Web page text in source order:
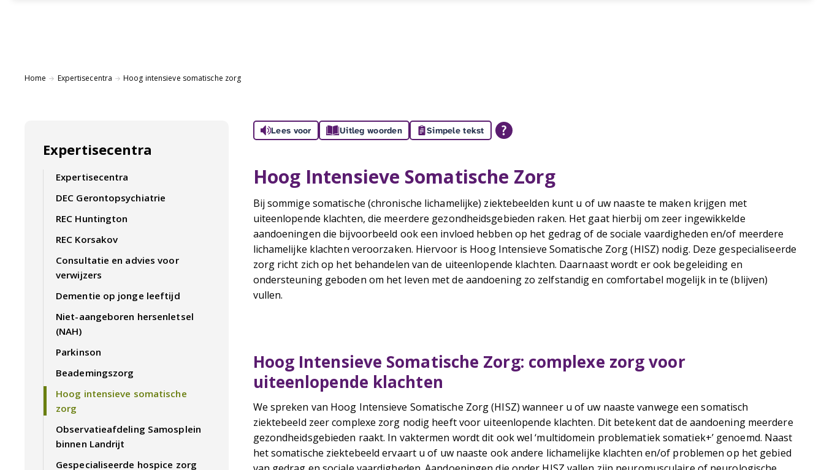
Home Expertisecentra Hoog intensieve somatische zorg
Expertisecentra
Expertisecentra
DEC Gerontopsychiatrie
REC Huntington
REC Korsakov
Consultatie en advies voor
verwijzers
Dementie op jonge leeftijd
Niet-aangeboren hersenletsel
(NAH)
Parkinson
Beademingszorg
Hoog intensieve somatische
zorg
Observatieafdeling Samosplein
binnen Landrijt
Gespecialiseerde hospice zorg
Lees voor Uitleg woorden Simpele tekst
Hoog Intensieve Somatische Zorg
Bij sommige somatische (chronische lichamelijke) ziektebeelden kunt u of uw naaste te maken krijgen met
uiteenlopende klachten, die meerdere gezondheidsgebieden raken. Het gaat hierbij om zeer ingewikkelde
aandoeningen die bijvoorbeeld ook een invloed hebben op het gedrag of de sociale vaardigheden en/of meerdere
lichamelijke klachten veroorzaken. Hiervoor is Hoog Intensieve Somatische Zorg (HISZ) nodig. Deze gespecialiseerde
zorg richt zich op het behandelen van de uiteenlopende klachten. Daarnaast wordt er ook begeleiding en
ondersteuning geboden om het leven met de aandoening zo zelfstandig en comfortabel mogelijk in te (blijven)
vullen.
Hoog Intensieve Somatische Zorg: complexe zorg voor
uiteenlopende klachten
We spreken van Hoog Intensieve Somatische Zorg (HISZ) wanneer u of uw naaste vanwege een somatisch
ziektebeeld zeer complexe zorg nodig heeft voor uiteenlopende klachten. Dit betekent dat de aandoening meerdere
gezondheidsgebieden raakt. In vaktermen wordt dit ook wel ‘multidomein problematiek somatiek+’ genoemd. Naast
het somatische ziektebeeld ervaart u of uw naaste ook andere lichamelijke klachten en/of problemen op het gebied